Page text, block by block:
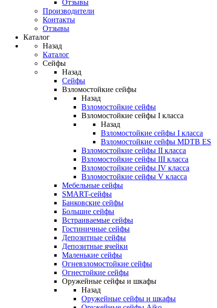
Отзывы
Производители
Контакты
Отзывы
Каталог
Назад
Каталог
Сейфы
Назад
Сейфы
Взломостойкие сейфы
Назад
Взломостойкие сейфы
Взломостойкие сейфы I класса
Назад
Взломостойкие сейфы I класса
Взломостойкие сейфы MDTB ES
Взломостойкие сейфы II класса
Взломостойкие сейфы III класса
Взломостойкие сейфы IV класса
Взломостойкие сейфы V класса
Мебельные сейфы
SMART-сейфы
Банковские сейфы
Большие сейфы
Встраиваемые сейфы
Гостиничные сейфы
Депозитные сейфы
Депозитные ячейки
Маленькие сейфы
Огневзломостойкие сейфы
Огнестойкие сейфы
Оружейные сейфы и шкафы
Назад
Оружейные сейфы и шкафы